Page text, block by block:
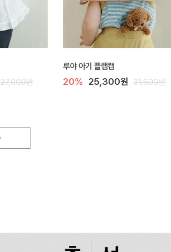
27,000원
루야 아기 플랩캡
20% 25,300원 31,600원